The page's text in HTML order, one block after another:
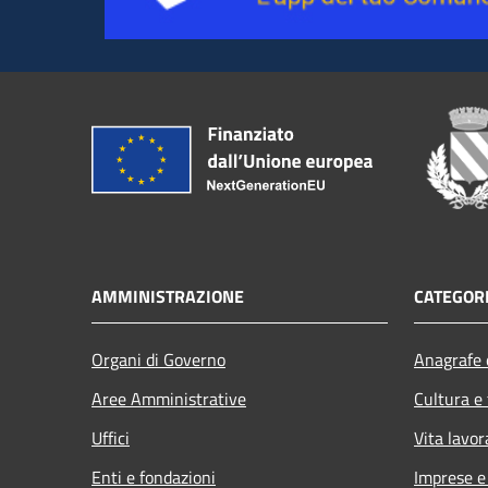
AMMINISTRAZIONE
Organi di Governo
Aree Amministrative
Uffici
Enti e fondazioni
Cultura
Vita
Imprese